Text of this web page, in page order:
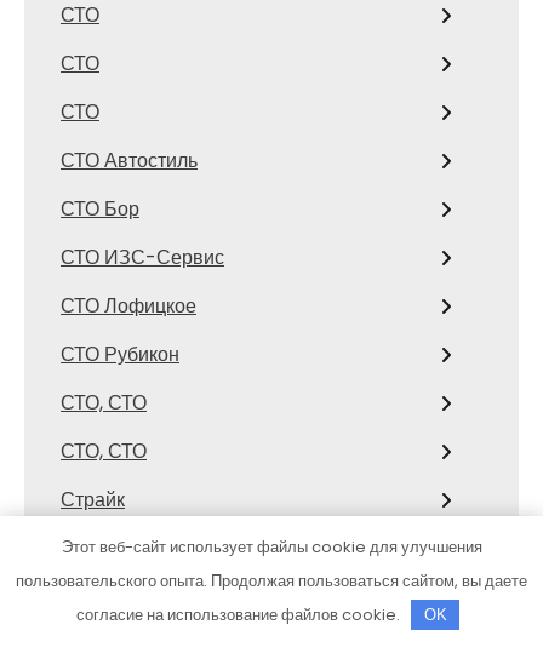
СТО
СТО
СТО
СТО Автостиль
СТО Бор
СТО ИЗС-Сервис
СТО Лофицкое
СТО Рубикон
СТО, СТО
СТО, СТО
Страйк
Стрелец, сауна
Студенческий, торгово-спортивный
комплекс
Этот веб-сайт использует файлы cookie для улучшения
пользовательского опыта. Продолжая пользоваться сайтом, вы даете
согласие на использование файлов cookie.
OK